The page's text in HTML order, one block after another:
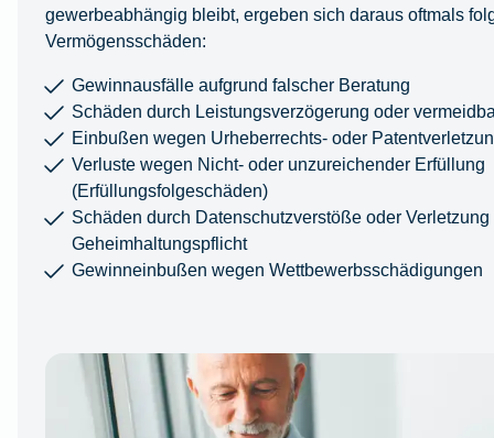
gewerbeabhängig bleibt, ergeben sich daraus oftmals
Vermögensschäden:
Gewinnausfälle aufgrund falscher Beratung
Schäden durch Leistungsverzögerung oder
Einbußen wegen Urheberrechts- oder
Verluste wegen Nicht- oder unzureichender Erfüllung
(Erfüllungsfolgeschäden)
Schäden durch Datenschutzverstöße oder Verletzung
Geheimhaltungspflicht
Gewinneinbußen wegen Wettbewerbsschädigungen